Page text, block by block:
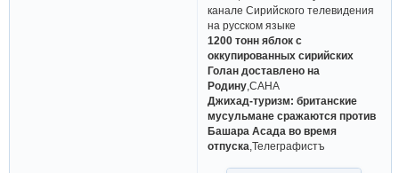
канале Сирийского телевидения
на русском языке
1200 тонн яблок с
оккупированных сирийских
Голан доставлено на
Родину ,САНА
Джихад-туризм: британские
мусульмане сражаются против
Башара Асада во время
отпуска ,Телеграфистъ